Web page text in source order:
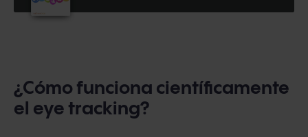
¿Cómo funciona científicamente
el eye tracking?